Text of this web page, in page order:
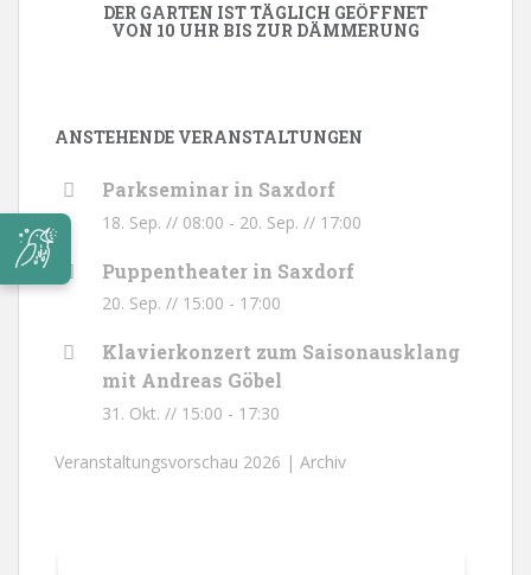
DER GARTEN IST TÄGLICH GEÖFFNET
VON 10 UHR BIS ZUR DÄMMERUNG
ANSTEHENDE VERANSTALTUNGEN
Parkseminar in Saxdorf
18. Sep. // 08:00 - 20. Sep. // 17:00
Puppentheater in Saxdorf
20. Sep. // 15:00 - 17:00
Klavierkonzert zum Saisonausklang
mit Andreas Göbel
31. Okt. // 15:00 - 17:30
Veranstaltungsvorschau 2026 | Archiv